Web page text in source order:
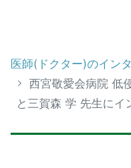
医師(ドクター)のイン
西宮敬愛会病院 低
と三賀森 学 先生にイ